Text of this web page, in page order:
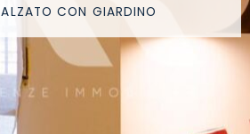
CON GIARDINO